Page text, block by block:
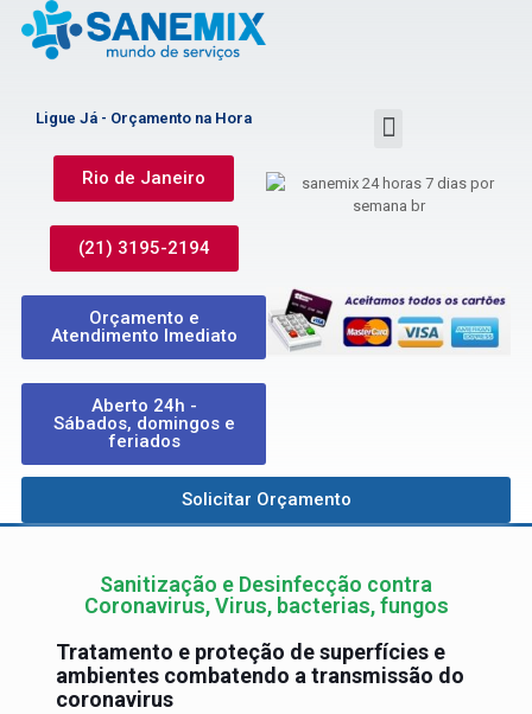
Ligue Já - Orçamento na Hora
Rio de Janeiro
(21) 3195-2194
Orçamento e
Atendimento Imediato
Aberto 24h -
Sábados, domingos e
feriados
Solicitar Orçamento
Sanitização e Desinfecção contra
Coronavirus, Virus, bacterias, fungos
Tratamento e proteção de superfícies e
ambientes combatendo a transmissão do
coronavirus